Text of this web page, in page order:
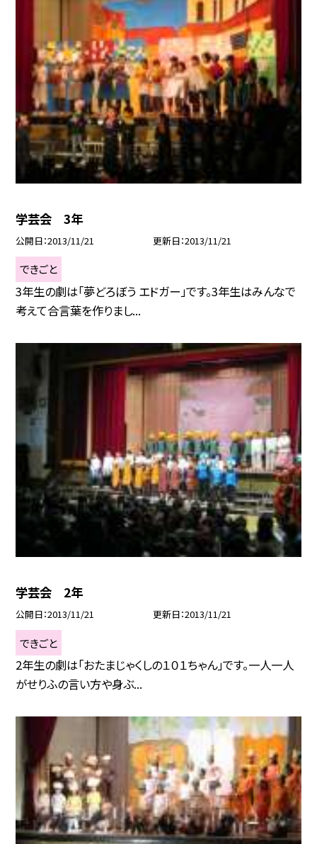
学芸会 3年
公開日 2013/11/21 更新日 2013/11/21
できごと
3年生の劇は「夢どろぼう エドガー」です。3年生はみんなで
考えて合言葉を作りまし...
学芸会 2年
公開日 2013/11/21 更新日 2013/11/21
できごと
2年生の劇は「おたまじゃくしの１０１ちゃん」です。一人一人
がせりふの言い方や身ぶ...